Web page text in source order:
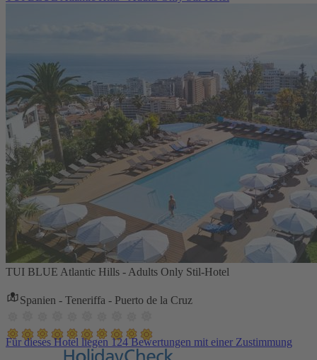
TUI BLUE Atlantic Hills - Adults Only Stil-Hotel
Spanien - Teneriffa - Puerto de la Cruz
Für dieses Hotel liegen 124 Bewertungen mit einer Zustimmung